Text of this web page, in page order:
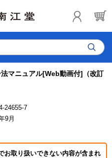
マニュアル[Web動画付]（改訂
24655-7
9月
お取り扱いできない内容が含まれ